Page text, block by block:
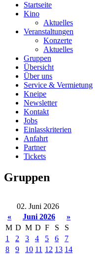
Startseite
Kino
Aktuelles
Veranstaltungen
Konzerte
Aktuelles
Gruppen
Übersicht
Über uns
Service & Vermietung
Kneipe
Newsletter
Kontakt
Jobs
Einlasskriterien
Anfahrt
Partner
Tickets
Gruppen
02. Juni 2026
«
Juni 2026
»
M D M D F S
S
1
2 3 4 5 6
7
8
9 10 11 12 13 14